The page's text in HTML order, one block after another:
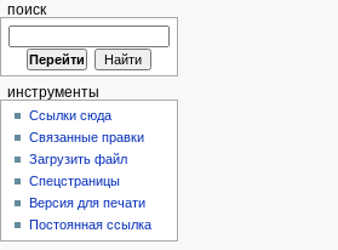
поиск
инструменты
Ссылки сюда
Связанные правки
Загрузить файл
Спецстраницы
Версия для печати
Постоянная ссылка